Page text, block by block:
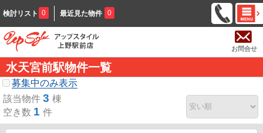
検討リスト 0 最近見た物件 0
お問合せ
水天宮前駅物件一覧
募集中のみ表示
該当物件 3 棟
空き数 1 件